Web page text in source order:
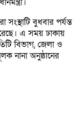
সংস্থাটি বুধবার পর্যন্ত
এ সময় ঢাকায়
বিভাগ, জেলা ও
নানা অনুষ্ঠানের